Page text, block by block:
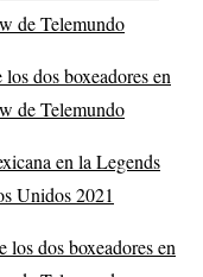
de Telemundo
dos boxeadores en
de Telemundo
en la Legends
Unidos 2021
los dos boxeadores en